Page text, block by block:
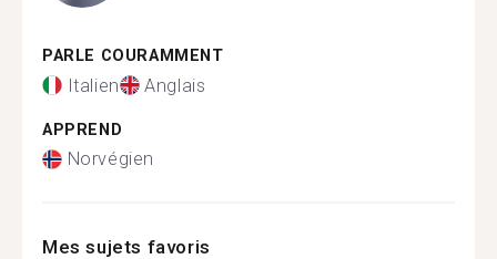
PARLE COURAMMENT
Italien Anglais
APPREND
Norvégien
Mes sujets favoris